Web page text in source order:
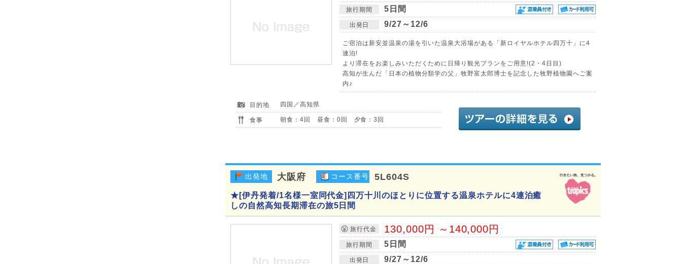
旅行期間 5日間
出発日 9/27～12/6
ご宿泊は新安並温泉の湯を引いた温泉大浴場がある「新ロイヤルホテル四万十」に4
連泊!
より滞在をお楽しみいただくために日帰り観光プランをご用意!(2・4日目)
高知が生んだ「日本の植物分類学の父」牧野富太郎博士を記念した牧野植物園へご案
内♪
目的地 四国／高知県
食事 朝食：4回 昼食：0回 夕食：3回
出発地 大阪府 コース番号 5L604S
★[伊丹発着/1名様一室同代金]四万十川のほとりに位置する温泉ホテルに4連泊癒
しの自然高知長期滞在の旅5日間
旅行代金 130,000円 ～140,000円
旅行期間 5日間
出発日 9/27～12/6